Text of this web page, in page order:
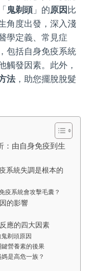
鬼剃頭 」的原因比
角度出發，深入淺
學定義、常見症
，包括自身免疫系統
觸發因素。此外，
法 ，助您擺脫脫髮
：由自身免疫到生
系統失調是根本的
疫系統會攻擊毛囊？
的影響
應的四大因素
剃頭原因
營養素的後果
是高危一族？